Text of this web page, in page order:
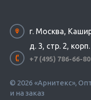
г. Москва,
д. 3, стр. 2,
+7 (495) 786-66-80
© 2026 «Арнитекс»,
и на заказ